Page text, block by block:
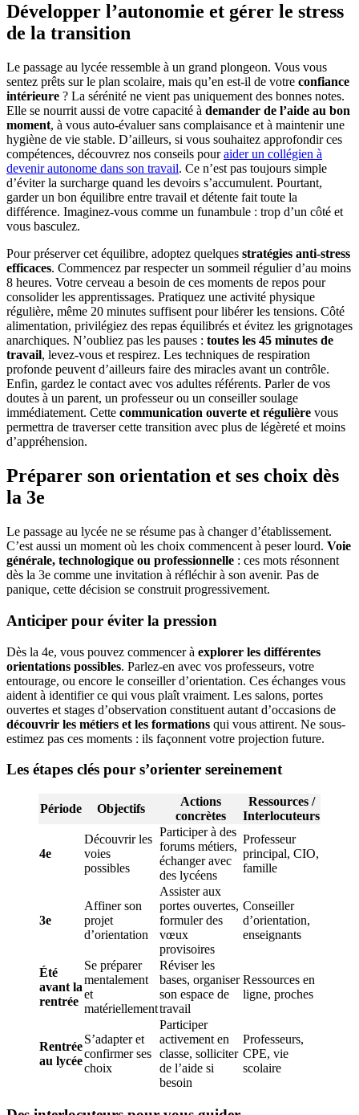
Développer l’autonomie et gérer le stress
de la transition
Le passage au lycée ressemble à un grand plongeon. Vous vous
sentez prêts sur le plan scolaire, mais qu’en est-il de votre confiance
intérieure ? La sérénité ne vient pas uniquement des bonnes notes.
Elle se nourrit aussi de votre capacité à demander de l’aide au bon
moment, à vous auto-évaluer sans complaisance et à maintenir une
hygiène de vie stable. D’ailleurs, si vous souhaitez approfondir ces
compétences, découvrez nos conseils pouraider un collégien à
devenir autonome dans son travail. Ce n’est pas toujours simple
d’éviter la surcharge quand les devoirs s’accumulent. Pourtant,
garder un bon équilibre entre travail et détente fait toute la
différence. Imaginez-vous comme un funambule : trop d’un côté et
vous basculez.
Pour préserver cet équilibre, adoptez quelques stratégies anti-stress
efficaces. Commencez par respecter un sommeil régulier d’au moins
8 heures. Votre cerveau a besoin de ces moments de repos pour
consolider les apprentissages. Pratiquez une activité physique
régulière, même 20 minutes suffisent pour libérer les tensions. Côté
alimentation, privilégiez des repas équilibrés et évitez les grignotages
anarchiques. N’oubliez pas les pauses : toutes les 45 minutes de
travail, levez-vous et respirez. Les techniques de respiration
profonde peuvent d’ailleurs faire des miracles avant un contrôle.
Enfin, gardez le contact avec vos adultes référents. Parler de vos
doutes à un parent, un professeur ou un conseiller soulage
immédiatement. Cette communication ouverte et régulière vous
permettra de traverser cette transition avec plus de légèreté et moins
d’appréhension.
Préparer son orientation et ses choix dès
la 3e
Le passage au lycée ne se résume pas à changer d’établissement.
C’est aussi un moment où les choix commencent à peser lourd. Voie
générale, technologique ou professionnelle : ces mots résonnent
dès la 3e comme une invitation à réfléchir à son avenir. Pas de
panique, cette décision se construit progressivement.
Anticiper pour éviter la pression
Dès la 4e, vous pouvez commencer à explorer les différentes
orientations possibles. Parlez-en avec vos professeurs, votre
entourage, ou encore le conseiller d’orientation. Ces échanges vous
aident à identifier ce qui vous plaît vraiment. Les salons, portes
ouvertes et stages d’observation constituent autant d’occasions de
découvrir les métiers et les formations qui vous attirent. Ne sous-
estimez pas ces moments : ils façonnent votre projection future.
Les étapes clés pour s’orienter sereinement
Période Objectifs
Actions
concrètes
Ressources /
Interlocuteurs
4e
Découvrir les
voies
possibles
Participer à des
forums métiers,
échanger avec
des lycéens
Professeur
principal, CIO,
famille
3e
Affiner son
projet
d’orientation
Assister aux
portes ouvertes,
formuler des
vœux
provisoires
Conseiller
d’orientation,
enseignants
Été
avant la
rentrée
Se préparer
mentalement
et
matériellement
Réviser les
bases, organiser
son espace de
travail
Ressources en
ligne, proches
Rentrée
au lycée
S’adapter et
confirmer ses
choix
Participer
activement en
classe, solliciter
de l’aide si
besoin
Professeurs,
CPE, vie
scolaire